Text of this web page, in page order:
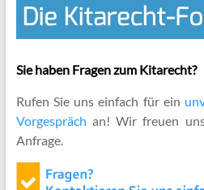
Sie haben Fragen zum Kitarecht?
Rufen Sie uns einfach für ein
Vorgespräch an! Wir freuen
Anfrage.